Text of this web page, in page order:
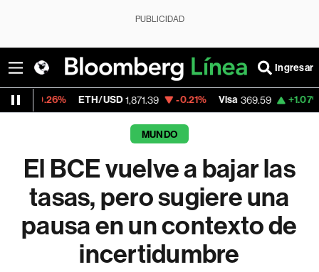
PUBLICIDAD
Ingresar
ETH/USD 1,871.39 -0.21% Visa 369.59 +1.07%
MUNDO
El BCE vuelve a bajar las
tasas, pero sugiere una
pausa en un contexto de
incertidumbre